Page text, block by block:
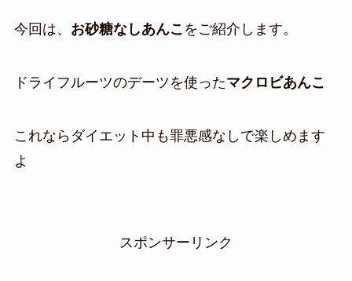
今回は、 お砂糖なしあんこ をご紹介します。
ドライフルーツのデーツを使ったマクロビあんこ
これならダイエット中も罪悪感なしで楽しめます
よ
スポンサーリンク